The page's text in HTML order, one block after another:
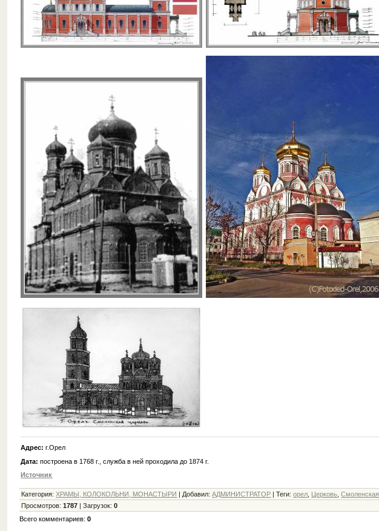
Адрес:г.Орел
Дата:построена в 1768 г., служба в ней проходила до 1874 г.
Источник
Категория:ХРАМЫ, КОЛОКОЛЬНИ, МОНАСТЫРИ Добавил:АДМИНИСТРАТОР |Теги:орел Церковь ,Смоленская
Просмотров:1787 |Загрузок:0
Всего комментариев:0